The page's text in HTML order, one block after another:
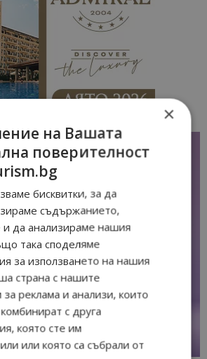
×
на Вашата
поверителност
бисквитки, за да
съдържанието,
и да анализираме нашия
така споделяме
за използването на нашия
страна с нашите
реклама и анализи, които
с друга
която сте им
или която са събрали от